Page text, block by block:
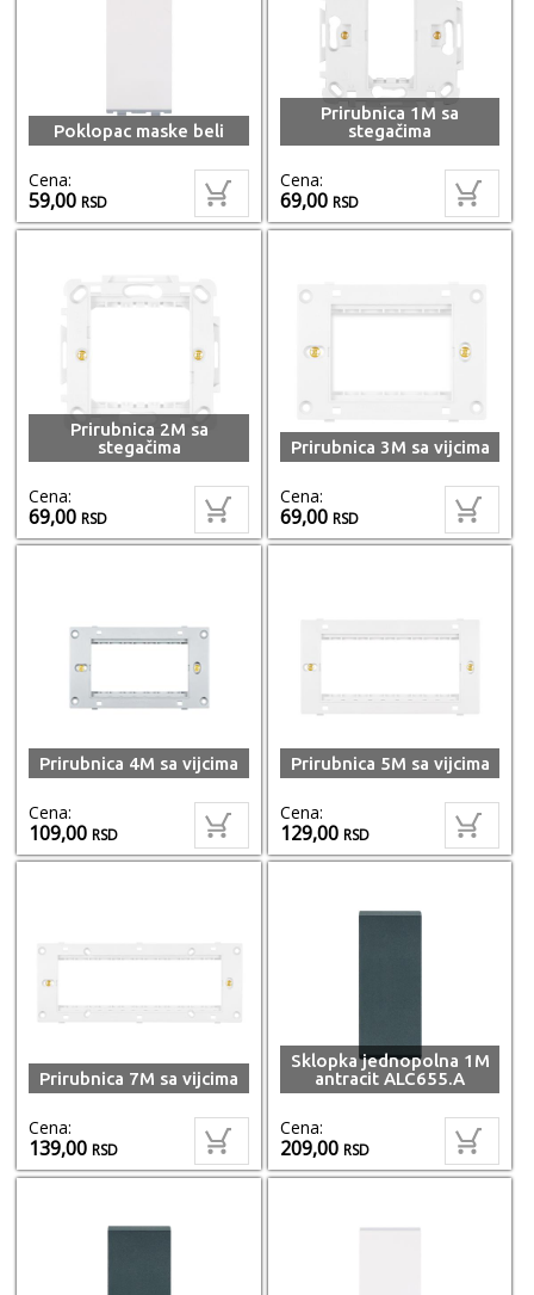
Poklopac maske beli
Cena:
59,00RSD
Prirubnica 1M sa
stegačima
Cena:
69,00RSD
Prirubnica 2M sa
stegačima
Cena:
69,00RSD
Prirubnica 3M sa vijcima
Cena:
69,00RSD
Prirubnica 4M sa vijcima
Cena:
109,00RSD
Prirubnica 5M sa vijcima
Cena:
129,00RSD
Prirubnica 7M sa vijcima
Cena:
139,00RSD
Sklopka jednopolna 1M
antracit ALC655.A
Cena:
209,00RSD